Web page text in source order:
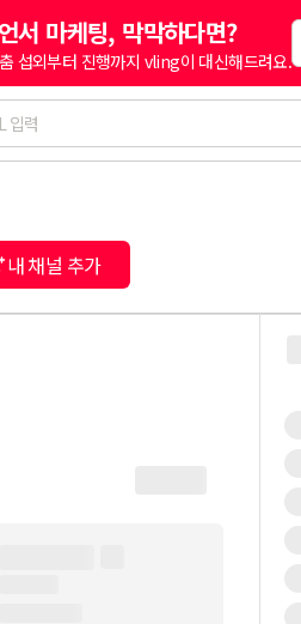
서 마케팅, 막막하다면?
섭외부터 진행까지 vling이 대신해드려요.
내 채널 추가